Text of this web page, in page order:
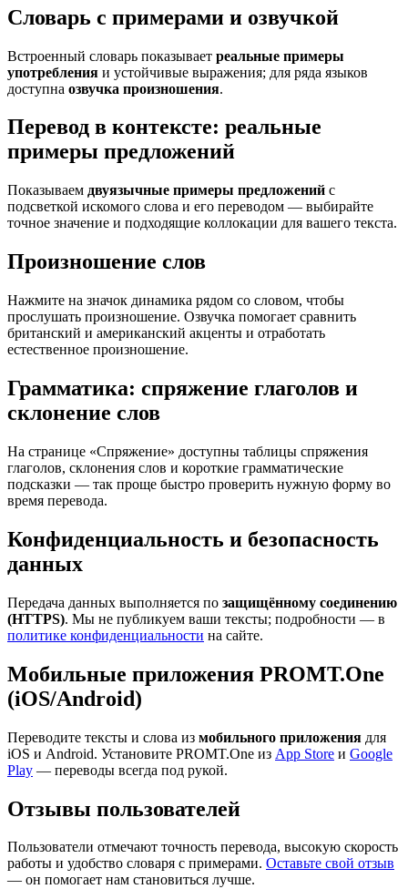
Словарь с примерами и озвучкой
Встроенный словарь показывает реальные примеры
употребления и устойчивые выражения; для ряда языков
доступна озвучка произношения.
Перевод в контексте: реальные
примеры предложений
Показываем двуязычные примеры предложений с
подсветкой искомого слова и его переводом — выбирайте
точное значение и подходящие коллокации для вашего текста.
Произношение слов
Нажмите на значок динамика рядом со словом, чтобы
прослушать произношение. Озвучка помогает сравнить
британский и американский акценты и отработать
естественное произношение.
Грамматика: спряжение глаголов и
склонение слов
На странице «Спряжение» доступны таблицы спряжения
глаголов, склонения слов и короткие грамматические
подсказки — так проще быстро проверить нужную форму во
время перевода.
Конфиденциальность и безопасность
данных
Передача данных выполняется по защищённому соединению
(HTTPS). Мы не публикуем ваши тексты; подробности — в
политике конфиденциальности на сайте.
Мобильные приложения PROMT.One
(iOS/Android)
Переводите тексты и слова из мобильного приложения для
iOS и Android. Установите PROMT.One из App Store и Google
Play — переводы всегда под рукой.
Отзывы пользователей
Пользователи отмечают точность перевода, высокую скорость
работы и удобство словаря с примерами. Оставьте свой отзыв
— он помогает нам становиться лучше.